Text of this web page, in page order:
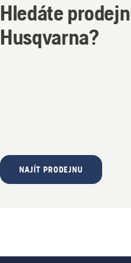
Hledáte
Husqvarna?
NAJÍT PRODEJNU